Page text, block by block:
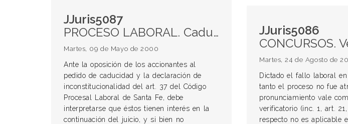
JJuris5087
PROCESO LABORAL. Caducidad de instancia.
Martes, 09 de Mayo de 2000
Ante la oposición de los accionantes al
pedido de caducidad y la declaración de
inconstitucionalidad del art. 37 del Código
Procesal Laboral de Santa Fe, debe
interpretarse que éstos tienen interés en la
continuación del juicio, y si bien no
JJuris5086
CONCURSOS. Verificación de
Martes, 24 de Agosto de
Dictado el fallo laboral
tanto el proceso no fue
pronunciamiento vale
verificatorio (inc. 1, art.
respecto no es aplicable